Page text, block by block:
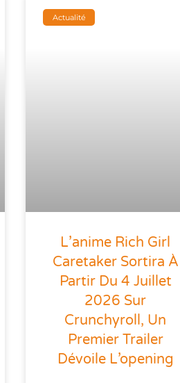
Actualité
L’anime Rich Girl
Caretaker Sortira À
Partir Du 4 Juillet
2026 Sur
Crunchyroll, Un
Premier Trailer
Dévoile L’opening